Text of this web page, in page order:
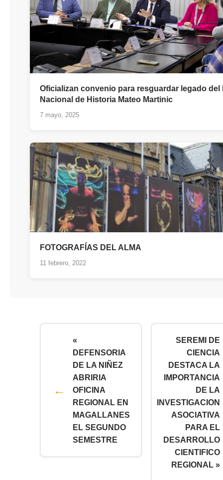
Oficializan convenio para resguardar legado del
Nacional de Historia Mateo Martinic
7 mayo, 2025
FOTOGRAFÍAS DEL ALMA
11 febrero, 2022
«
DEFENSORIA
DE LA NIÑEZ
ABRIRIA
OFICINA
REGIONAL EN
MAGALLANES
EL SEGUNDO
SEMESTRE
SEREMI DE
CIENCIA
DESTACA LA
IMPORTANCIA
DE LA
INVESTIGACION
ASOCIATIVA
PARA EL
DESARROLLO
CIENTIFICO
REGIONAL »